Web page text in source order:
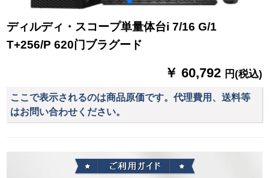
ディルディ・スコープ単量体台i 7/16 G/1
T+256/P 620门ブラグード
￥ 60,792 円(税込)
ここで表示されるのは商品原価です。代理費用、送料等
はお問い合わせください。